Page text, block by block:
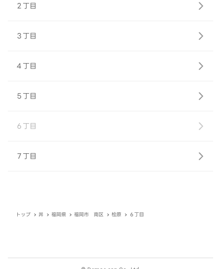
２丁目
３丁目
４丁目
５丁目
６丁目
７丁目
トップ 丼 福岡県 福岡市 南区 桧原 ６丁目